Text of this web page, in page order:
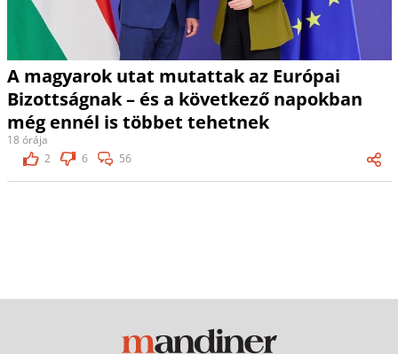
A magyarok utat mutattak az Európai
Bizottságnak – és a következő napokban
még ennél is többet tehetnek
18 órája
2
6 56